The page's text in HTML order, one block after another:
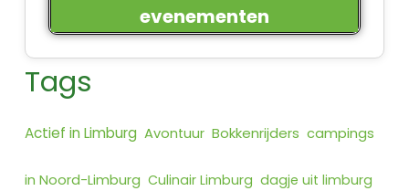
evenementen
Tags
Actief in Limburg Avontuur Bokkenrijders campings
in Noord-Limburg Culinair Limburg dagje uit limburg